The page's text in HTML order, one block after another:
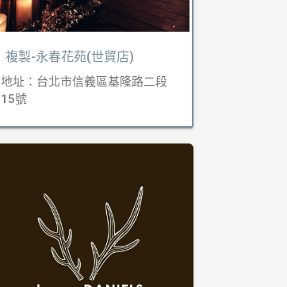
複製-永春花苑(世貿店)
地址：台北市信義區基隆路二段
15號